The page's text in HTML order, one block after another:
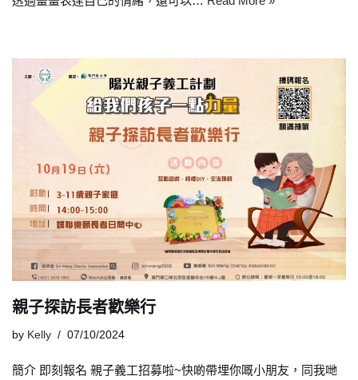
親子探訪長者歡樂行
by Kelly 07/10/2024
簡介 即刻報名 親子義工招募啦~快啲帶埋你嘅小朋友，同我哋